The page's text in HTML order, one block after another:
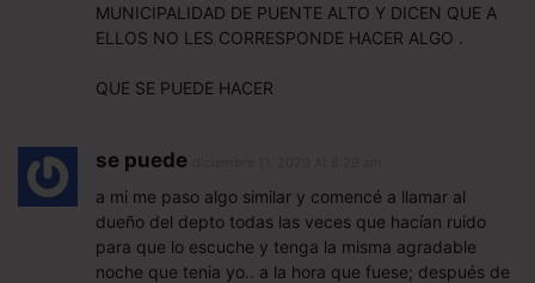
MUNICIPALIDAD DE PUENTE ALTO Y DICEN QUE A
ELLOS NO LES CORRESPONDE HACER ALGO .
QUE SE PUEDE HACER
se puede
a mi me paso algo similar y comencé a llamar al
dueño del depto todas las veces que hacían ruido
para que lo escuche y tenga la misma agradable
noche que tenia yo.. a la hora que fuese; después de